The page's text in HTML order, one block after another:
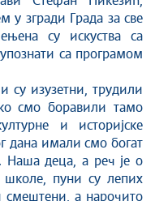
безбедности
у згради Града за све
су искуства са
са програмом
изузетни, трудили
смо боравили тамо
и историјске
дана имали смо богат
Наша деца, а реч је о
пуни су лепих
смештени, а нарочито